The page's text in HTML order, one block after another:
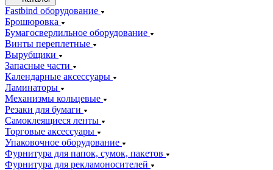
Fastbind оборудование
Брошюровка
Бумагосверлильное оборудование
Винты переплетные
Вырубщики
Запасные части
Календарные аксессуары
Ламинаторы
Механизмы кольцевые
Резаки для бумаги
Самоклеящиеся ленты
Торговые аксессуары
Упаковочное оборудование
Фурнитура для папок, сумок, пакетов
Фурнитура для рекламоносителей